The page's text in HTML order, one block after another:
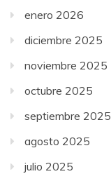
enero 2026
diciembre 2025
noviembre 2025
octubre 2025
septiembre 2025
agosto 2025
julio 2025